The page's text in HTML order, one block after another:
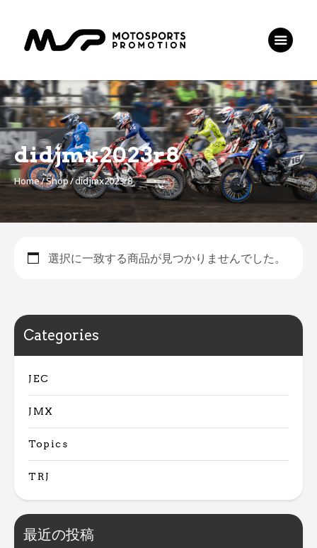
didjmx2023r8
Home Shop didjmx2023r8
HOME
JMX
TRJ
チケット
お問い合わせ
選択に一致する商品が見つかりませんでした。
Categories
JEC
JMX
Topics
TRJ
最近の投稿